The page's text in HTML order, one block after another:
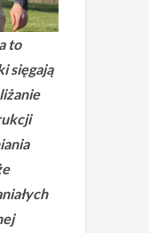
to
sięgają